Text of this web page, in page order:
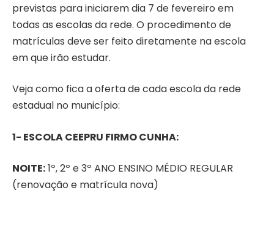
previstas para iniciarem dia 7 de fevereiro em
todas as escolas da rede. O procedimento de
matrículas deve ser feito diretamente na escola
em que irão estudar.
Veja como fica a oferta de cada escola da rede
estadual no município:
1- ESCOLA CEEPRU FIRMO CUNHA:
NOITE:1º, 2º e 3º ANO ENSINO MÉDIO REGULAR
(renovação e matrícula nova)